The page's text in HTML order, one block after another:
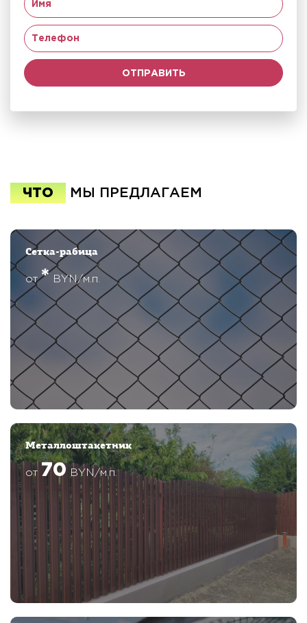
ЧТО МЫ ПРЕДЛАГАЕМ
Сетка-рабица
от* BYN/м.п.
Металлоштакетник
от 70 BYN/м.п.